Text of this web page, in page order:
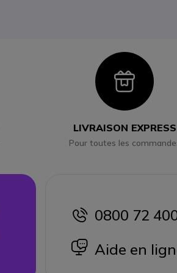
Icon
LIVRAISON EXPRESS
Pour toutes les
icon
0800 72
icon
Aide en